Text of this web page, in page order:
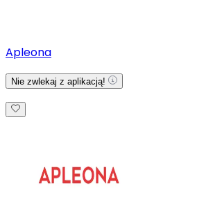
Apleona
Nie zwlekaj z aplikacją!